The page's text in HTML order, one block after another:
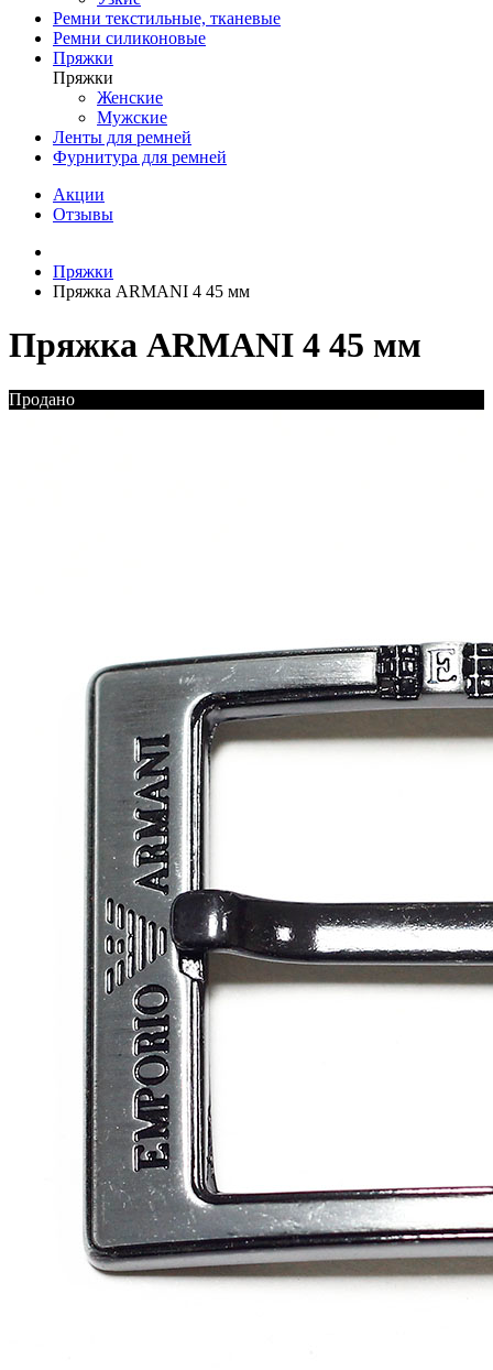
Ремни текстильные, тканевые
Ремни силиконовые
Пряжки
Пряжки
Женские
Мужские
Ленты для ремней
Фурнитура для ремней
Акции
Отзывы
Пряжки
Пряжка ARMANI 4 45 мм
Пряжка ARMANI 4 45 мм
Продано